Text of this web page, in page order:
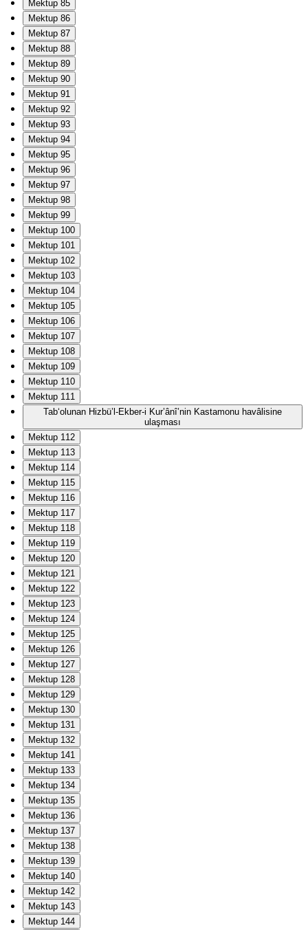
Mektup 85
Mektup 86
Mektup 87
Mektup 88
Mektup 89
Mektup 90
Mektup 91
Mektup 92
Mektup 93
Mektup 94
Mektup 95
Mektup 96
Mektup 97
Mektup 98
Mektup 99
Mektup 100
Mektup 101
Mektup 102
Mektup 103
Mektup 104
Mektup 105
Mektup 106
Mektup 107
Mektup 108
Mektup 109
Mektup 110
Mektup 111
Tab‘olunan Hizbü’l-Ekber-i Kur’ânî’nin Kastamonu havâlisine
ulaşması
Mektup 112
Mektup 113
Mektup 114
Mektup 115
Mektup 116
Mektup 117
Mektup 118
Mektup 119
Mektup 120
Mektup 121
Mektup 122
Mektup 123
Mektup 124
Mektup 125
Mektup 126
Mektup 127
Mektup 128
Mektup 129
Mektup 130
Mektup 131
Mektup 132
Mektup 141
Mektup 133
Mektup 134
Mektup 135
Mektup 136
Mektup 137
Mektup 138
Mektup 139
Mektup 140
Mektup 142
Mektup 143
Mektup 144